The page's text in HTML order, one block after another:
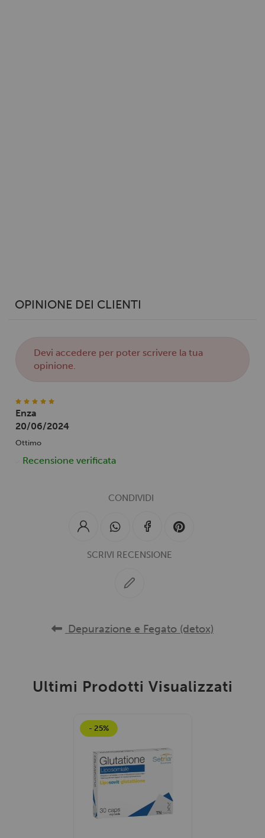
OPINIONE DEI CLIENTI
Deviaccedere per poter scrivere la tua
opinione.
Enza
20/06/2024
Ottimo
Recensione verificata
CONDIVIDI
SCRIVI RECENSIONE
Depurazione e Fegato (detox)
Ultimi Prodotti Visualizzati
- 25%